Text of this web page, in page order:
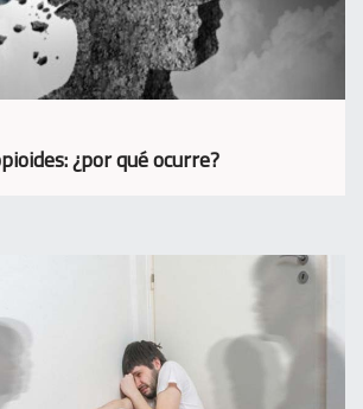
¿por qué ocurre?